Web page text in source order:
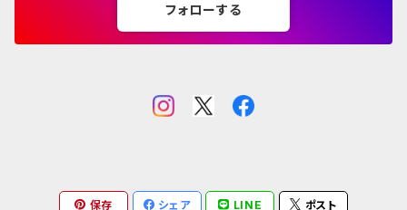
フォローする
保存 シェア LINE ポスト